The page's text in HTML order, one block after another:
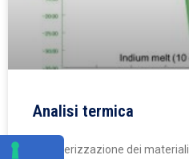
Analisi termica
Caratterizzazione dei